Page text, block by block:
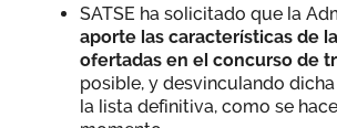
SATSE ha solicitado que la
aporte las características de
ofertadas en el concurso de
posible, y desvinculando
la lista definitiva, como se